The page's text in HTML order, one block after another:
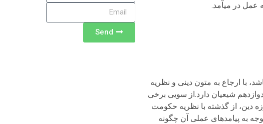
عمل در می­آمد.
با ارجاع به متون دینی و نظریه
شیعیان دارد.از سویی برخی
دین، از گذشته با نظریه حکومت
به پیامدهای عملی آن چگونه
Send